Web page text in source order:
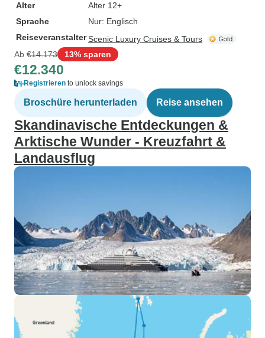
Alter
Alter 12+
Sprache
Nur: Englisch
ReiseveranstalterScenic Luxury Cruises & Tours
Ab €14.173 13% sparen
€12.340
Registrieren to unlock savings
Broschüre herunterladen Reise ansehen
Skandinavische Entdeckungen &
Arktische Wunder - Kreuzfahrt &
Landausflug